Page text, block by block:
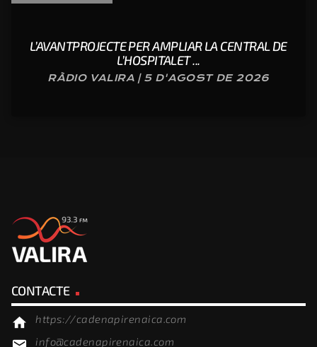
L’AVANTPROJECTE PER AMPLIAR LA CENTRAL DE
L’HOSPITALET ...
RÀDIO VALIRA | 5 D'AGOST DE 2026
CONTACTE
home https://cadenapirenaica.com
info@cadenapirenaica.com